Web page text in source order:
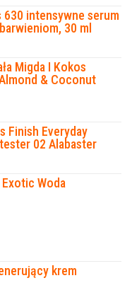
630 intensywne serum
30 ml
Migda I Kokos
& Coconut
Finish Everyday
02 Alabaster
Woda
krem